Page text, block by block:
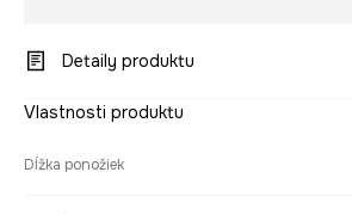
Detaily produktu
Vlastnosti produktu
Dĺžka ponožiek